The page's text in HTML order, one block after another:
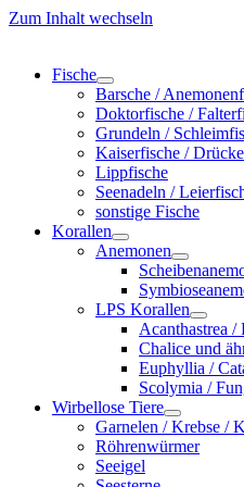
Zum Inhalt wechseln
Fische
Barsche /
Doktorfische /
Grundeln /
Kaiserfische /
Lippfische
Seenadeln /
sonstige Fische
Korallen
Anemonen
LPS Korallen
Acanthastrea /
Chalice und
Euphyllia /
Scolymia /
Wirbellose Tiere
Garnelen / Krebse /
Röhrenwürmer
Seeigel